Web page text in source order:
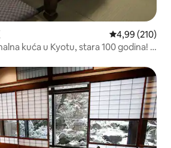
Prosječna
4,99 (210)
kuća u Kyotu, stara 100 godina! 3
hoda od stanice Kyoto!
s oznakom „Odabrali gosti”